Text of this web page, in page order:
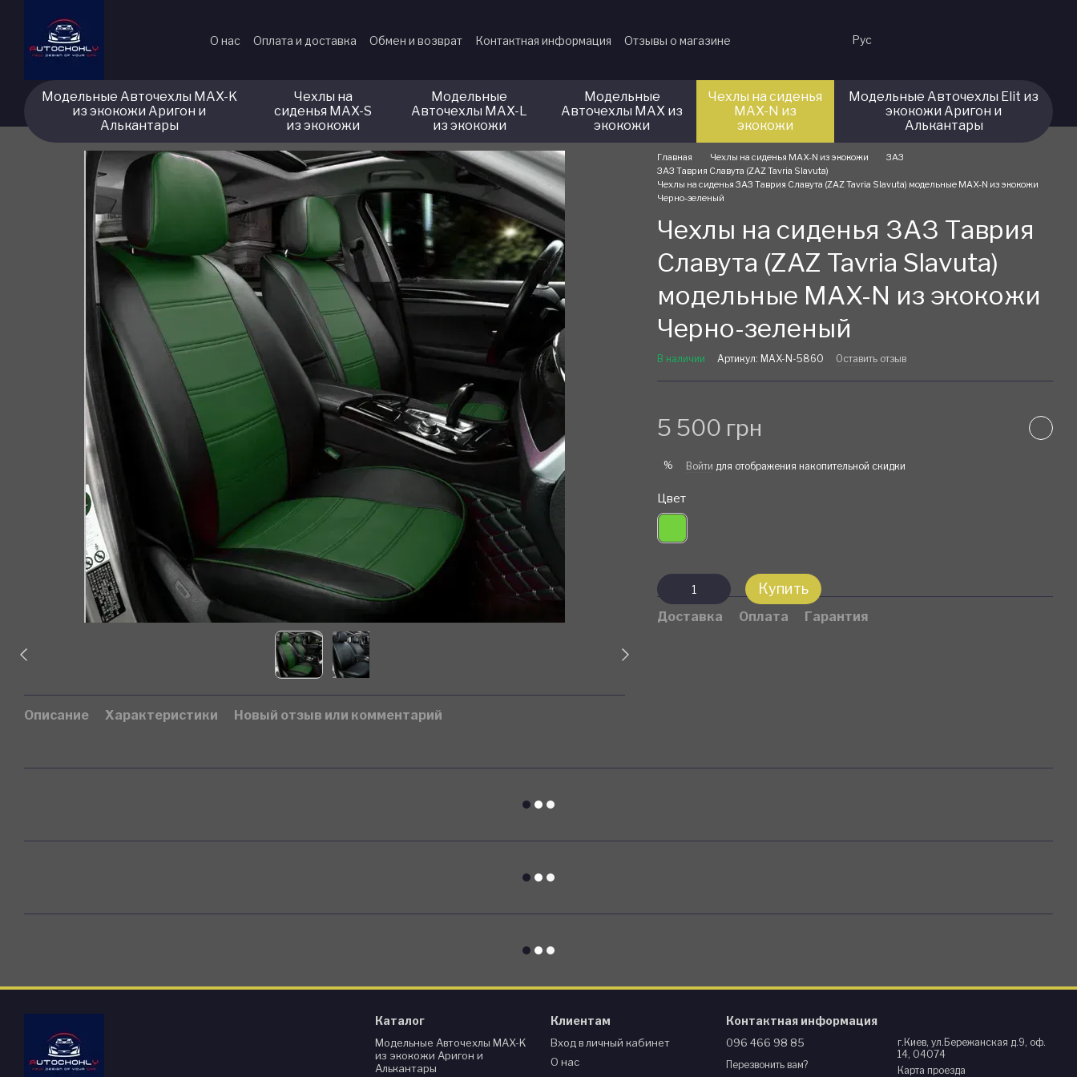
О нас Оплата и доставка Обмен и возврат Контактная информация Отзывы о магазине Рус
Модельные Авточехлы MAX-K
из экокожи Аригон и
Алькантары
Чехлы на
сиденья MAX-S
из экокожи
Модельные
Авточехлы MAX-L
из экокожи
Модельные
Авточехлы MAX из
экокожи
Чехлы на сиденья
MAX-N из
экокожи
Модельные Авточехлы Elit из
экокожи Аригон и
Алькантары
Описание Характеристики Новый отзыв или комментарий
Главная Чехлы на сиденья MAX-N из экокожи
ЗАЗ
ЗАЗ Таврия Славута (ZAZ Tavria Slavuta)
Чехлы на сиденья ЗАЗ Таврия Славута (ZAZ Tavria Slavuta) модельные MAX-N из экокожи
Черно-зеленый
Чехлы на сиденья ЗАЗ Таврия
Славута (ZAZ Tavria Slavuta)
модельные MAX-N из экокожи
Черно-зеленый
В наличии Артикул: MAX-N-5860 Оставить отзыв
5 500 грн
% Войти для отображения накопительной скидки
Цвет
Купить
Доставка Оплата Гарантия
Каталог
Модельные Авточехлы MAX-K
из экокожи Аригон и
Алькантары
Клиентам
Вход в личный кабинет
О нас
Контактная информация
096 466 98 85
Перезвонить вам?
г.Киев, ул.Бережанская д.9, оф.
14, 04074
Карта проезда